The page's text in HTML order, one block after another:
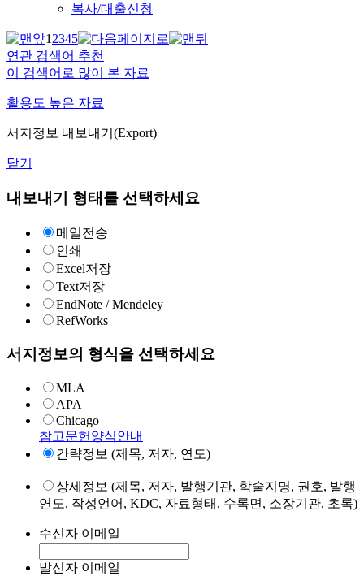
복사/대출신청
12345
연관 검색어 추천
이 검색어로 많이 본 자료
활용도 높은 자료
서지정보 내보내기(Export)
닫기
내보내기 형태를 선택하세요
메일전송
인쇄
Excel저장
Text저장
EndNote / Mendeley
RefWorks
서지정보의 형식을 선택하세요
MLA
APA
Chicago
참고문헌양식안내
간략정보 (제목, 저자, 연도)
상세정보 (제목, 저자, 발행기관, 학술지명, 권호, 발행
연도, 작성언어, KDC, 자료형태, 수록면, 소장기관, 초록)
수신자 이메일
발신자 이메일